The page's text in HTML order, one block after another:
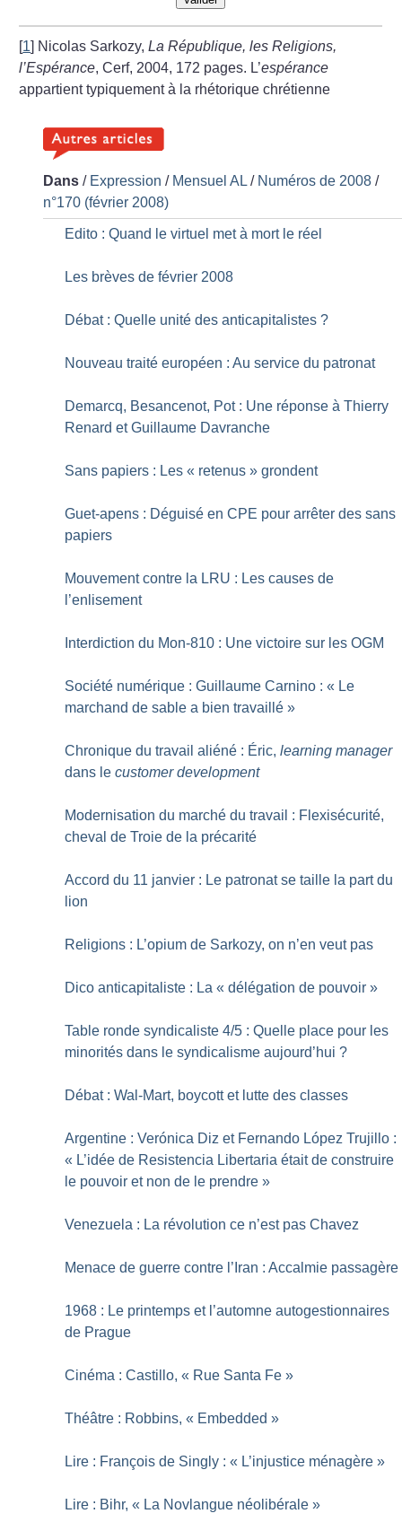
[1] Nicolas Sarkozy,La République, les Religions,
l’Espérance, Cerf, 2004, 172 pages. L’espérance
appartient typiquement à la rhétorique chrétienne
Dans / Expression / Mensuel AL / Numéros de 2008 /
n°170 (février 2008)
Edito : Quand le virtuel met à mort le réel
Les brèves de février 2008
Débat : Quelle unité des anticapitalistes ?
Nouveau traité européen : Au service du patronat
Demarcq, Besancenot, Pot : Une réponse à Thierry
Renard et Guillaume Davranche
Sans papiers : Les « retenus » grondent
Guet-apens : Déguisé en CPE pour arrêter des sans
papiers
Mouvement contre la LRU : Les causes de
l’enlisement
Interdiction du Mon-810 : Une victoire sur les OGM
Société numérique : Guillaume Carnino : « Le
marchand de sable a bien travaillé »
Chronique du travail aliéné : Éric,learning manager
dans lecustomer development
Modernisation du marché du travail : Flexisécurité,
cheval de Troie de la précarité
Accord du 11 janvier : Le patronat se taille la part du
lion
Religions : L’opium de Sarkozy, on n’en veut pas
Dico anticapitaliste : La « délégation de pouvoir »
Table ronde syndicaliste 4/5 : Quelle place pour les
minorités dans le syndicalisme aujourd’hui ?
Débat : Wal-Mart, boycott et lutte des classes
Argentine : Verónica Diz et Fernando López Trujillo :
« L’idée de Resistencia Libertaria était de construire
le pouvoir et non de le prendre »
Venezuela : La révolution ce n’est pas Chavez
Menace de guerre contre l’Iran : Accalmie passagère
1968 : Le printemps et l’automne autogestionnaires
de Prague
Cinéma : Castillo, « Rue Santa Fe »
Théâtre : Robbins, « Embedded »
Lire : François de Singly : « L’injustice ménagère »
Lire : Bihr, « La Novlangue néolibérale »